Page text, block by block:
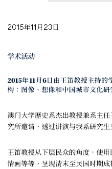
2015年11月23日
学术活动
2015年11月6日由王笛教授主持
构：图像、想像和中国城市文化
澳门大学歷史系杰出教授兼系主
究所邀请，透过讲演与我系研究生
王笛教授从下层民众的角度，使
情画等等，呈现清末至民国时期